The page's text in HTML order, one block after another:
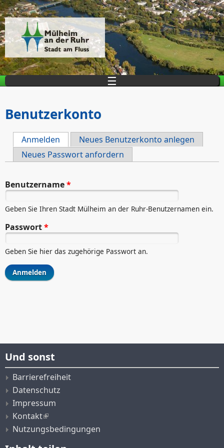
Direkt zum Inhalt
☰
Benutzerkonto
Haupt-Reiter
Anmelden (aktiver Reiter)
Neues Benutzerkonto anlegen
Neues Passwort anfordern
Benutzername*
Geben Sie Ihren Stadt Mülheim an der Ruhr-Benutzernamen ein.
Passwort*
Geben Sie hier das zugehörige Passwort an.
Und sonst
Barrierefreiheit
Datenschutz
Impressum
Kontakt
Nutzungsbedingungen